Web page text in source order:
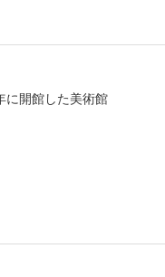
に開館した美術館